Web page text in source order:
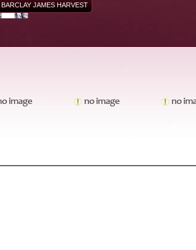
BARCLAY JAMES HARVEST